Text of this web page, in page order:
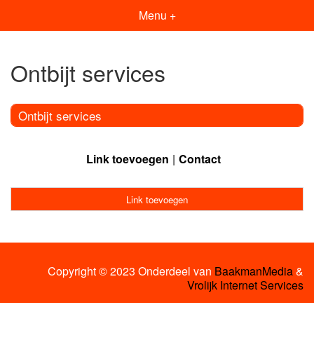
Menu +
Ontbijt services
Ontbijt services
Link toevoegen Contact
Link toevoegen
Copyright © 2023 Onderdeel van BaakmanMedia&
Vrolijk Internet Services